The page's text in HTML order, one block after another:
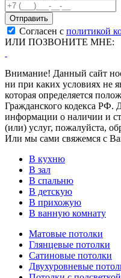
Согласен с политикой
ИЛИ ПОЗВОНИТЕ МНЕ:
Внимание! Данный сайт
ни при каких условиях не
которая определяется
Гражданского кодекса РФ.
информации о наличии и
(или) услуг, пожалуйста,
Или мы сами свяжемся с
В кухню
В зал
В спальню
В детскую
В прихожую
В ванную комнату
Матовые потолки
Глянцевые потолки
Сатиновые потолки
Двухуровневые